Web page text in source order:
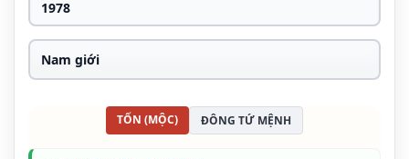
TỐN (MỘC) ĐÔNG TỨ MỆNH